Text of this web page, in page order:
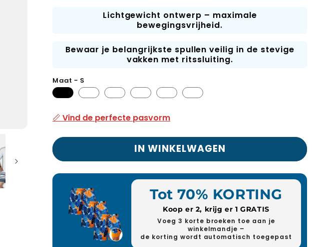
Lichtgewicht ontwerp – maximale
bewegingsvrijheid.
Bewaar je belangrijkste spullen veilig in de stevige
vakken met ritssluiting.
Maat - S
📏 Vind de perfecte pasvorm
IN WINKELWAGEN
Tot 70% KORTING
Koop er 2, krijg er 1 GRATIS
Voeg 3 korte broeken toe aan je
winkelmandje –
de korting wordt automatisch toegepast